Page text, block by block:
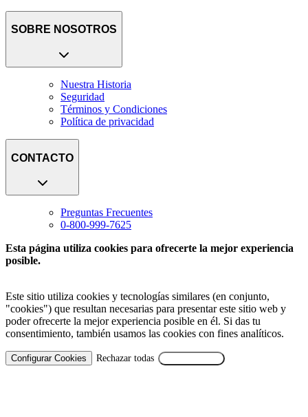
SOBRE NOSOTROS
Nuestra Historia
Seguridad
Términos y Condiciones
Política de privacidad
CONTACTO
Preguntas Frecuentes
0-800-999-7625
Esta página utiliza cookies para ofrecerte la mejor experiencia
posible.
Este sitio utiliza cookies y tecnologías similares (en conjunto,
"cookies") que resultan necesarias para presentar este sitio web y
poder ofrecerte la mejor experiencia posible en él. Si das tu
consentimiento, también usamos las cookies con fines analíticos.
Configurar Cookies Rechazar todas